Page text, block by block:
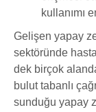
kullanımı
Gelişen yapay
sektöründe
dek birçok
bulut tabanlı
sunduğu yapay